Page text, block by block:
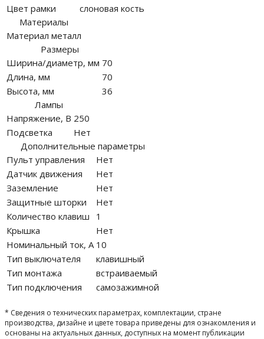
Цвет рамки
слоновая кость
Материалы
Материал металл
Размеры
Ширина/диаметр, мм 70
Длина, мм
70
Высота, мм
36
Лампы
Напряжение, В 250
Подсветка
Нет
Дополнительные параметры
Пульт управления
Нет
Датчик движения
Нет
Заземление
Нет
Защитные шторки
Нет
Количество клавиш
1
Крышка
Нет
Номинальный ток, А 10
Тип выключателя
клавишный
Тип монтажа
встраиваемый
Тип подключения
самозажимной
* Сведения о технических параметрах, комплектации, стране
производства, дизайне и цвете товара приведены для ознакомления и
основаны на актуальных данных, доступных на момент публикации